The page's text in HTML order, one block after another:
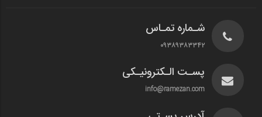
شـماره تمـاس
۰۹۳۸۹۳۸۳۳۴۲
پسـت الـکترونیـکی
info@ramezan.com